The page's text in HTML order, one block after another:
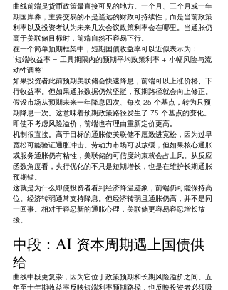
曲线前端是货币政策最直接可见的地方。一个月、三个月或一年
期国库券，主要交易的不是遥远的财政可持续性，而是当前政策
利率以及投资者认为未来几次会议政策利率会在哪里。当通胀仍
高于美联储目标时，前端自然不容易下行。
在一个简单预期框架中，短期国债收益率可以近似表示为：
`短端收益率 = 工具期限内的预期平均政策利率 + 小幅风险与流
动性调整`
如果投资者此前预期美联储会快速降息，前端可以上涨价格、下
行收益率。但如果通胀数据仍然坚挺，预期路径就会向上修正。
假设市场从预期未来一年降息四次、每次 25 个基点，转为只预
期降息一次。这意味着预期政策路径发生了 75 个基点的变化。
即使不考虑风险溢价，前端也有理由重新定价更高。
机制很直接。高于目标的通胀使美联储不愿激进宽松，因为过早
宽松可能验证通胀冲击。劳动力市场可以放缓，但如果核心通胀
或服务通胀仍有粘性，美联储的可信度约束就会占上风。从反应
函数角度看，央行优化的不只是短期增长，也是在维护长期通胀
预期锚。
这就是为什么即使投资者看到经济降温迹象，前端仍可能保持高
位。经济转弱通常支持降息。但经济转弱且通胀仍高，并不是同
一回事。相对于容忍新的通胀心理，美联储更容易容忍增长放
缓。
中段：AI 资本周期遇上国债供
给
曲线中段更复杂，因为它位于政策预期和长期风险溢价之间。五
年至十年期收益率反映短端利率预期路径，也反映投资者必须吸